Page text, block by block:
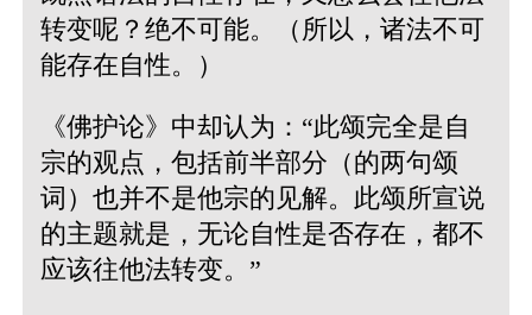
转变呢？绝不可能。（所以，诸法不可
能存在自性。）
《佛护论》中却认为：“此颂完全是自
宗的观点，包括前半部分（的两句颂
词）也并不是他宗的见解。此颂所宣说
的主题就是，无论自性是否存在，都不
应该往他法转变。”